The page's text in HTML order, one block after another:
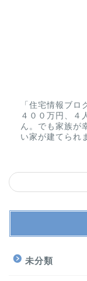
「住宅情報ブ
４００万円、４
ん。でも家族が
い家が建てられ
未分類